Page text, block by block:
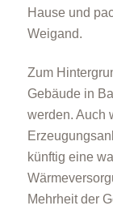
Hause und
Weigand.
Zum
Gebäude in
werden. Auch
künftig eine
Mehrheit der